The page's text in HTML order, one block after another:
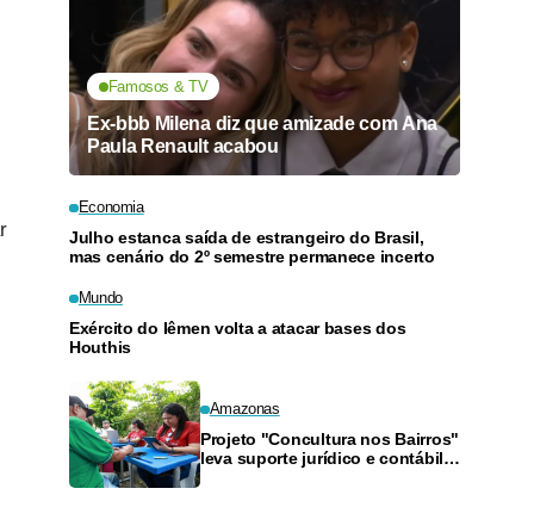
Famosos & TV
Ex-bbb Milena diz que amizade com Ana
Paula Renault acabou
Economia
Julho estanca saída de estrangeiro do Brasil,
mas cenário do 2º semestre permanece incerto
Mundo
Exército do Iêmen volta a atacar bases dos
Houthis
Amazonas
Projeto "Concultura nos Bairros"
leva suporte jurídico e contábil a